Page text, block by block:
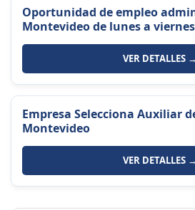
Oportunidad de empleo
Montevideo de lunes a
VER DETALLES →
Empresa Selecciona Auxiliar
Montevideo
VER DETALLES →